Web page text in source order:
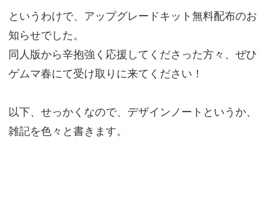
というわけで、アップグレードキット無料配布のお
知らせでした。
同人版から辛抱強く応援してくださった方々、ぜひ
ゲムマ春にて受け取りに来てください！
以下、せっかくなので、デザインノートというか、
雑記を色々と書きます。